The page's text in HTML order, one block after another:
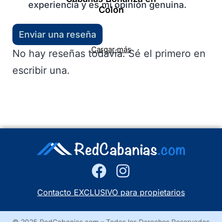
Colón
Cargar más
experiencia y es mi opinión genuina.
Enviar una reseña
No hay reseñas todavía. Sé el primero en
escribir una.
Contacto EXCLUSIVO para propietarios